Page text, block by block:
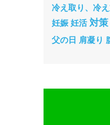
冷え取り、冷
妊娠 妊活 対策
父の日 肩凝り